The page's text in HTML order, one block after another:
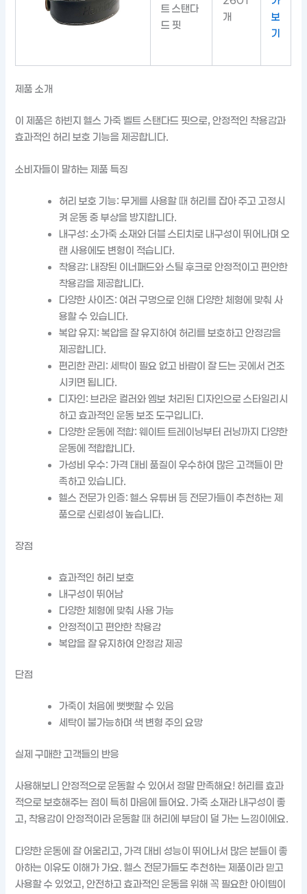
트 스탠다
드 핏
개
보
기
제품 소개
이 제품은 하빈지 헬스 가죽 벨트 스탠다드 핏으로, 안정적인 착용감과
효과적인 허리 보호 기능을 제공합니다.
소비자들이 말하는 제품 특징
허리 보호 기능: 무게를 사용할 때 허리를 잡아 주고 고정시
켜 운동 중 부상을 방지합니다.
내구성: 소가죽 소재와 더블 스티치로 내구성이 뛰어나며 오
랜 사용에도 변형이 적습니다.
착용감: 내장된 이너패드와 스틸 후크로 안정적이고 편안한
착용감을 제공합니다.
다양한 사이즈: 여러 구멍으로 인해 다양한 체형에 맞춰 사
용할 수 있습니다.
복압 유지: 복압을 잘 유지하여 허리를 보호하고 안정감을
제공합니다.
편리한 관리: 세탁이 필요 없고 바람이 잘 드는 곳에서 건조
시키면 됩니다.
디자인: 브라운 컬러와 엠보 처리된 디자인으로 스타일리시
하고 효과적인 운동 보조 도구입니다.
다양한 운동에 적합: 웨이트 트레이닝부터 러닝까지 다양한
운동에 적합합니다.
가성비 우수: 가격 대비 품질이 우수하여 많은 고객들이 만
족하고 있습니다.
헬스 전문가 인증: 헬스 유튜버 등 전문가들이 추천하는 제
품으로 신뢰성이 높습니다.
장점
효과적인 허리 보호
내구성이 뛰어남
다양한 체형에 맞춰 사용 가능
안정적이고 편안한 착용감
복압을 잘 유지하여 안정감 제공
단점
가죽이 처음에 뻣뻣할 수 있음
세탁이 불가능하며 색 변형 주의 요망
실제 구매한 고객들의 반응
사용해보니 안정적으로 운동할 수 있어서 정말 만족해요! 허리를 효과
적으로 보호해주는 점이 특히 마음에 들어요. 가죽 소재라 내구성이 좋
고, 착용감이 안정적이라 운동할 때 허리에 부담이 덜 가는 느낌이에요.
다양한 운동에 잘 어울리고, 가격 대비 성능이 뛰어나서 많은 분들이 좋
아하는 이유도 이해가 가요. 헬스 전문가들도 추천하는 제품이라 믿고
사용할 수 있었고, 안전하고 효과적인 운동을 위해 꼭 필요한 아이템이